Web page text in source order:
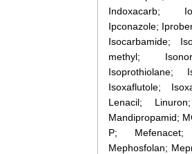
Indoxacarb;
Ipconazole;
Isocarbamide;
methyl;
Isoprothiolane;
Isoxaflutole;
Lenacil;
Mandipropamid;
P; Mefenacet;
Mephosfolan;